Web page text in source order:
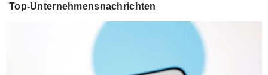
Top-Unternehmensnachrichten